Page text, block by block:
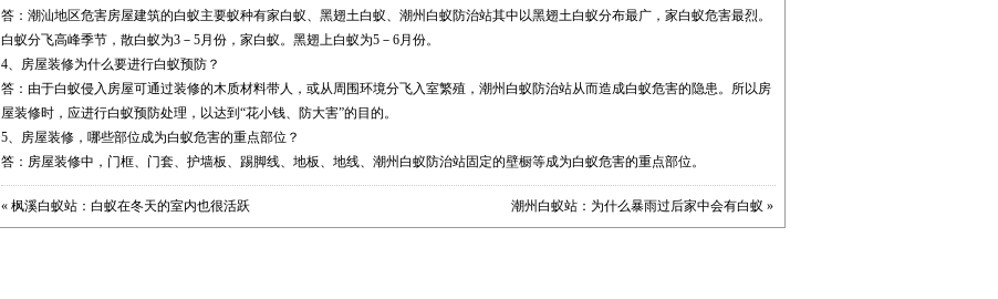
答：潮汕地区危害房屋建筑的白蚁主要蚁种有家白蚁、黑翅土白蚁、潮州白蚁防治站其中以黑翅土白蚁分布最广，家白蚁危害最烈。
白蚁分飞高峰季节，散白蚁为3－5月份，家白蚁。黑翅上白蚁为5－6月份。
4、房屋装修为什么要进行白蚁预防？
答：由于白蚁侵入房屋可通过装修的木质材料带人，或从周围环境分飞入室繁殖，潮州白蚁防治站从而造成白蚁危害的隐患。所以房
屋装修时，应进行白蚁预防处理，以达到“花小钱、防大害”的目的。
5、房屋装修，哪些部位成为白蚁危害的重点部位？
答：房屋装修中，门框、门套、护墙板、踢脚线、地板、地线、 潮州白蚁防治站固定的壁橱等成为白蚁危害的重点部位。
« 枫溪白蚁站：白蚁在冬天的室内也很活跃 潮州白蚁站：为什么暴雨过后家中会有白蚁 »